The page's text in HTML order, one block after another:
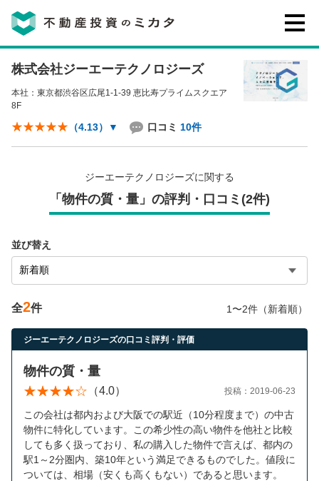
不動産投資のミカタとは
お客様の声
ご質問・ご予約 電話する
株式会社ジーエーテクノロジーズ
本社：東京都渋谷区広尾1-1-39 恵比寿プライムスクエア
8F
（4.13） ▼ 口コミ 10件
ジーエーテクノロジーズに関する
「物件の質・量」の評判・口コミ(2件)
並び替え
全2件 1〜2件（新着順）
ジーエーテクノロジーズの口コミ評判・評価
物件の質・量
（4.0） 投稿：2019-06-23
この会社は都内および大阪での駅近（10分程度まで）の中古
物件に特化しています。この希少性の高い物件を他社と比較
しても多く扱っており、私の購入した物件で言えば、都内の
駅1～2分圏内、築10年という満足できるものでした。値段に
ついては、相場（安くも高くもない）であると思います。